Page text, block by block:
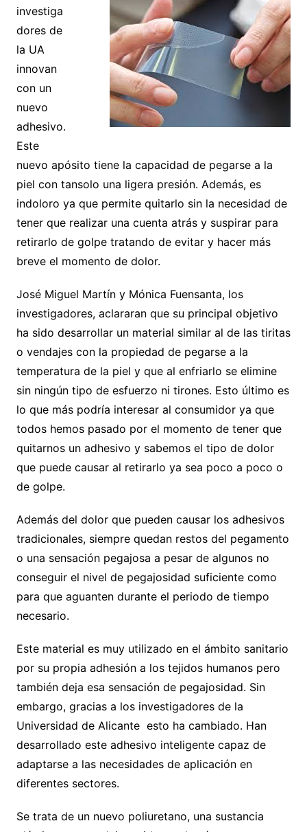
investiga
dores de
la UA
innovan
con un
nuevo
adhesivo.
Este
nuevo apósito tiene la capacidad de pegarse a la
piel con tansolo una ligera presión. Además, es
indoloro ya que permite quitarlo sin la necesidad de
tener que realizar una cuenta atrás y suspirar para
retirarlo de golpe tratando de evitar y hacer más
breve el momento de dolor.
José Miguel Martín y Mónica Fuensanta, los
investigadores, aclararan que su principal objetivo
ha sido desarrollar un material similar al de las tiritas
o vendajes con la propiedad de pegarse a la
temperatura de la piel y que al enfriarlo se elimine
sin ningún tipo de esfuerzo ni tirones. Esto último es
lo que más podría interesar al consumidor ya que
todos hemos pasado por el momento de tener que
quitarnos un adhesivo y sabemos el tipo de dolor
que puede causar al retirarlo ya sea poco a poco o
de golpe.
Además del dolor que pueden causar los adhesivos
tradicionales, siempre quedan restos del pegamento
o una sensación pegajosa a pesar de algunos no
conseguir el nivel de pegajosidad suficiente como
para que aguanten durante el periodo de tiempo
necesario.
Este material es muy utilizado en el ámbito sanitario
por su propia adhesión a los tejidos humanos pero
también deja esa sensación de pegajosidad. Sin
embargo, gracias a los investigadores de la
Universidad de Alicante esto ha cambiado. Han
desarrollado este adhesivo inteligente capaz de
adaptarse a las necesidades de aplicación en
diferentes sectores.
Se trata de un nuevo poliuretano, una sustancia